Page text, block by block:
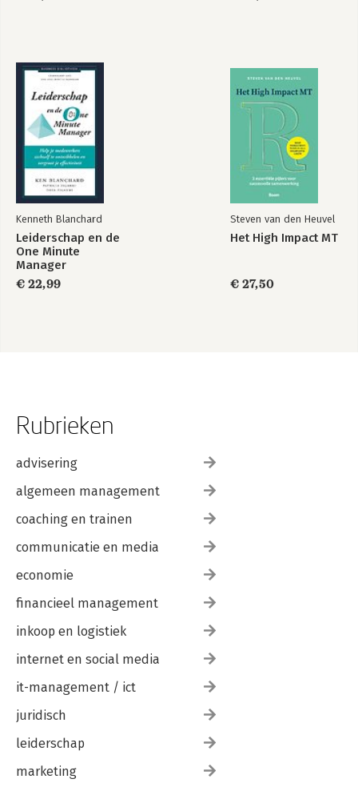
Kenneth Blanchard
Leiderschap en de
One Minute
Manager
€ 22,99
Steven van den Heuvel
Het High Impact MT
€ 27,50
Rubrieken
advisering
algemeen management
coaching en trainen
communicatie en media
economie
financieel management
inkoop en logistiek
internet en social media
it-management / ict
juridisch
leiderschap
marketing